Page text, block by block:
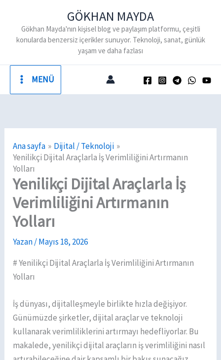
GÖKHAN MAYDA
Gökhan Mayda'nın kişisel blog ve paylaşım platformu, çeşitli
konularda benzersiz içerikler sunuyor. Teknoloji, sanat, günlük
yaşam ve daha fazlası
MENÜ
Ana sayfa
Dijital / Teknoloji
Yenilikçi Dijital Araçlarla İş Verimliliğini Artırmanın
Yolları
Yenilikçi Dijital Araçlarla İş
Verimliliğini Artırmanın
Yolları
Yazan/Mayıs 18, 2026
# Yenilikçi Dijital Araçlarla İş Verimliliğini Artırmanın
Yolları
İş dünyası, dijitalleşmeyle birlikte hızla değişiyor.
Günümüzde şirketler, dijital araçlar ve teknoloji
kullanarak verimliliklerini artırmayı hedefliyorlar. Bu
makalede, yenilikçi dijital araçların iş verimliliğini nasıl